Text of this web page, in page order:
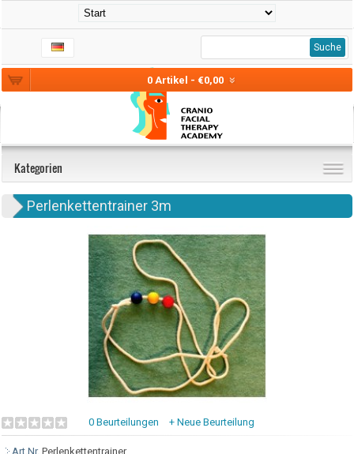
0 Artikel - €0,00
Suche
Kategorien
Perlenkettentrainer 3m
0 Beurteilungen + Neue Beurteilung
Art.Nr. Perlenkettentrainer